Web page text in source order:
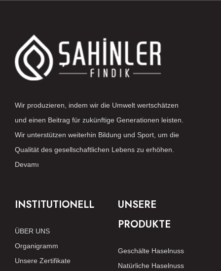
Wir produzieren, indem wir die Umwelt wertschätzen
und einen Beitrag für zukünftige Generationen leisten.
Wir unterstützen weiterhin Bildung und Sport, um die
Qualität des gesellschaftlichen Lebens zu erhöhen.
Devamı
INSTITUTIONELL
ÜBER UNS
Organigramm
Unsere Zertifikate
UNSERE
PRODUKTE
Geschälte Haselnuss
Natürliche Haselnuss